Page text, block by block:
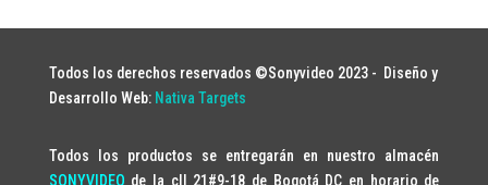
Todos los derechos reservados ©Sonyvideo 2023 - Diseño y
Desarrollo Web: Nativa Targets
Todos los productos se entregarán en nuestro almacén
SONYVIDEO de la cll 21#9-18 de Bogotá DC en horario de